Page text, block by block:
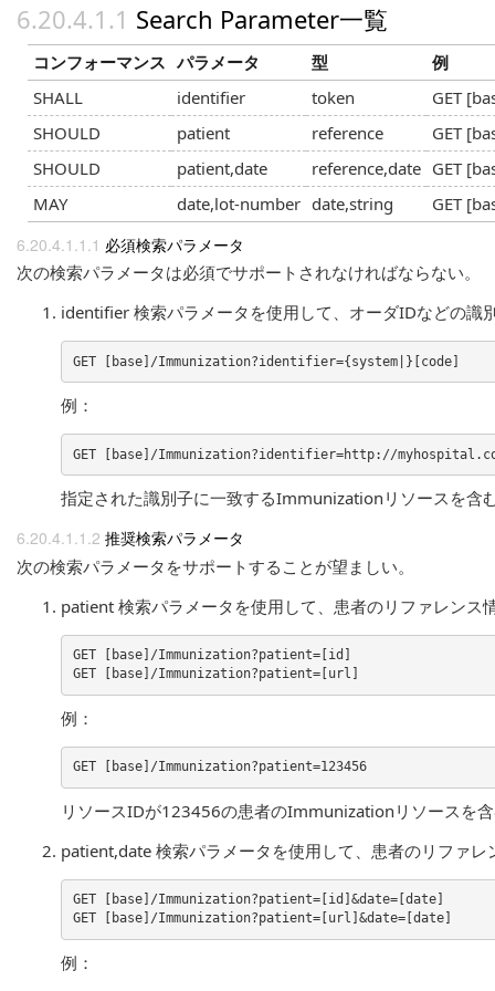
Search Parameter一覧
コンフォーマンス パラメータ 型
例
SHALL
identifier token
GET
SHOULD
patient reference
GET
SHOULD
patient,date reference,date GET
MAY
date,lot-number date,string
GET
必須検索パラメータ
次の検索パラメータは必須でサポートされなければならない。
identifier 検索パラメータを使用して、オーダIDなどの
例：
指定された識別子に一致するImmunizationリソースを含
推奨検索パラメータ
次の検索パラメータをサポートすることが望ましい。
patient 検索パラメータを使用して、患者のリファレン
GET [base]/Immunization?patient=[id]
例：
GET [base]/Immunization?patient=123456
リソースIDが123456の患者のImmunizationリソースを
patient,date 検索パラメータを使用して、患者のリファ
GET [base]/Immunization?patient=[id]&date=[date]
例：